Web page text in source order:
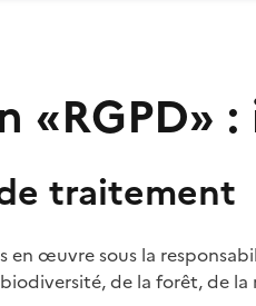
:
traitement
en œuvre sous la
de la forêt, de la